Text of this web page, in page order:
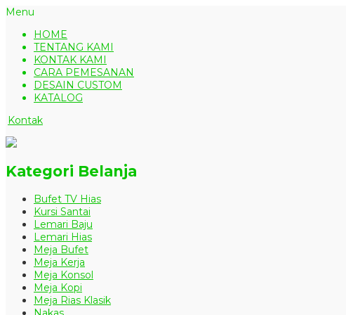
Menu
HOME
TENTANG KAMI
KONTAK KAMI
CARA PEMESANAN
DESAIN CUSTOM
KATALOG
Kontak
Kategori Belanja
Bufet TV Hias
Kursi Santai
Lemari Baju
Lemari Hias
Meja Bufet
Meja Kerja
Meja Konsol
Meja Kopi
Meja Rias Klasik